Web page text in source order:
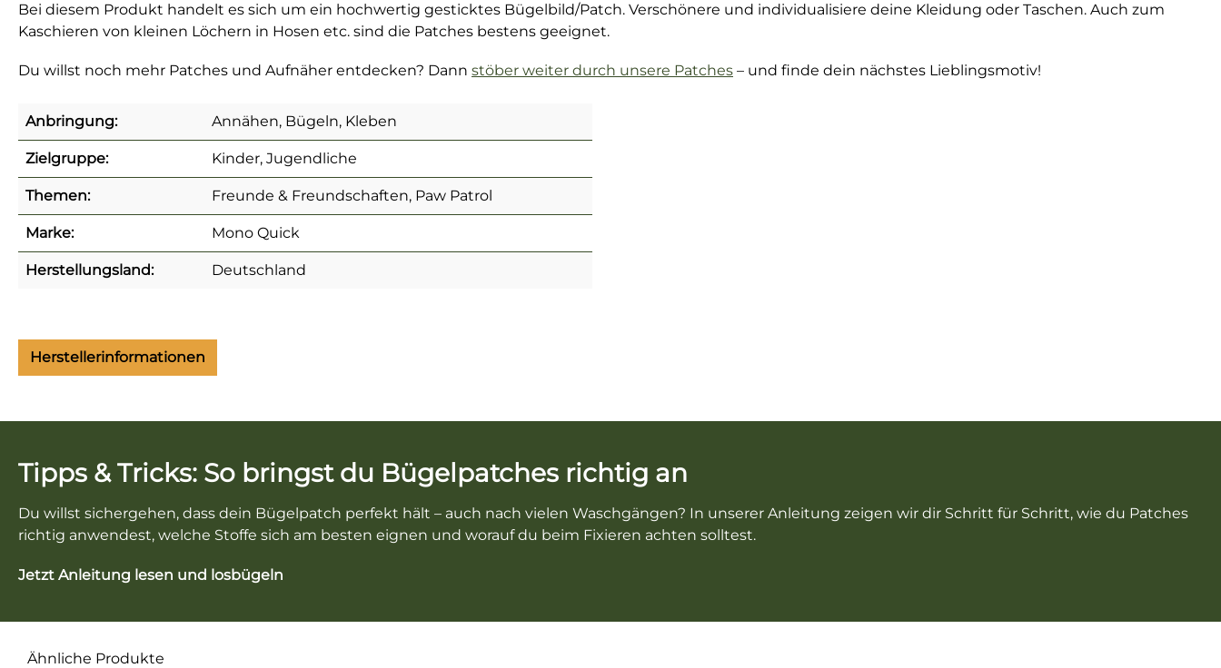
Bei diesem Produkt handelt es sich um ein hochwertig gesticktes Bügelbild/Patch. Verschönere und individualisiere deine Kleidung oder Taschen. Auch zum
Kaschieren von kleinen Löchern in Hosen etc. sind die Patches bestens geeignet.
Du willst noch mehr Patches und Aufnäher entdecken? Dann stöber weiter durch unsere Patches – und finde dein nächstes Lieblingsmotiv!
Anbringung: Annähen, Bügeln, Kleben
Zielgruppe: Kinder, Jugendliche
Themen: Freunde & Freundschaften, Paw Patrol
Marke: Mono Quick
Herstellungsland: Deutschland
Herstellerinformationen
Tipps & Tricks: So bringst du Bügelpatches richtig an
Du willst sichergehen, dass dein Bügelpatch perfekt hält – auch nach vielen Waschgängen? In unserer Anleitung zeigen wir dir Schritt für Schritt, wie du Patches
richtig anwendest, welche Stoffe sich am besten eignen und worauf du beim Fixieren achten solltest.
Jetzt Anleitung lesen und losbügeln
Ähnliche Produkte